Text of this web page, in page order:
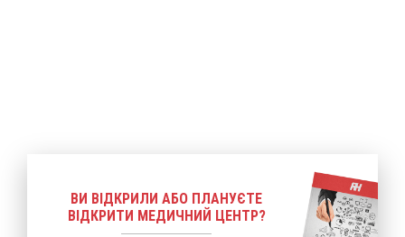
ВИ ВІДКРИЛИ АБО ПЛАНУЄТЕ
ВІДКРИТИ МЕДИЧНИЙ ЦЕНТР?